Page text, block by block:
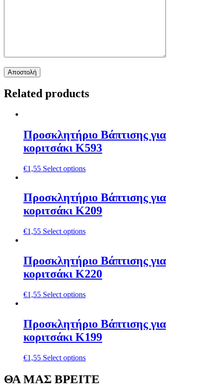
Related products
Προσκλητήριο Βάπτισης για
κοριτσάκι Κ593
€1,55 Select options
Προσκλητήριο Βάπτισης για
κοριτσάκι Κ209
€1,55 Select options
Προσκλητήριο Βάπτισης για
κοριτσάκι Κ220
€1,55 Select options
Προσκλητήριο Βάπτισης για
κοριτσάκι Κ199
€1,55 Select options
ΘΑ ΜΑΣ ΒΡΕΙΤΕ